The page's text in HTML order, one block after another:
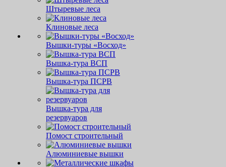
Штыревые леса
Клиновые леса
Вышки-туры «Восход»
Вышка-тура ВСП
Вышка-тура ПСРВ
Вышка-тура для
резервуаров
Помост строительный
Алюминиевые вышки